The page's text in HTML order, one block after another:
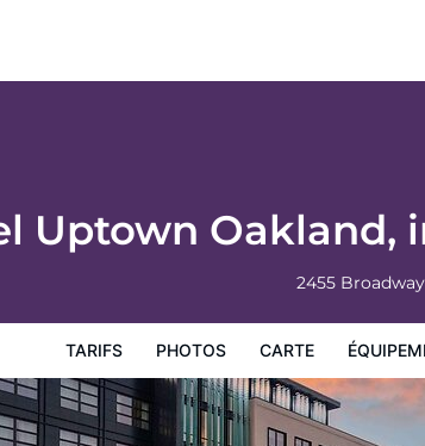
Uptown Oakland,
2455 Broadway
TARIFS PHOTOS CARTE
Oakland, in the Unbound Collection by